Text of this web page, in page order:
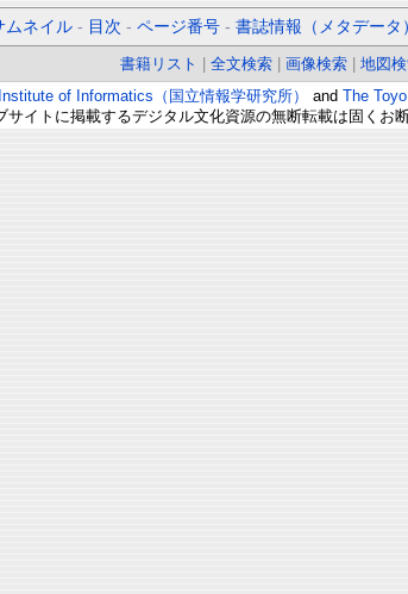
ムネイル - 目次 -ページ番号 -書誌情報（メタデータ
書籍リスト 全文検索 画像検索 地図
of Informatics（国立情報学研究所） and The
サイトに掲載するデジタル文化資源の無断転載は固くお断